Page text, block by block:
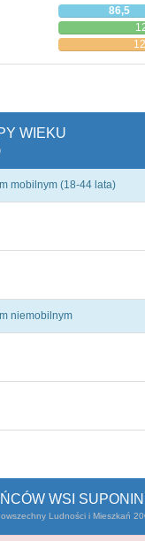
86,5
WIEKU
mobilnym (18-44 lata)
niemobilnym
WSI SUPONIN
Ludności i Mieszkań